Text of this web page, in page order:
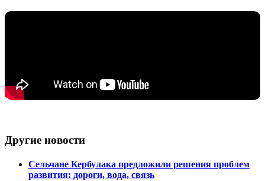
Другие новости
Сельчане Кербулака предложили решения проблем
развития: дороги, вода, связь